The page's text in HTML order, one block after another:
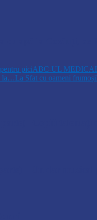
piciABC-UL
la…La Sfat cu oameni frumoși